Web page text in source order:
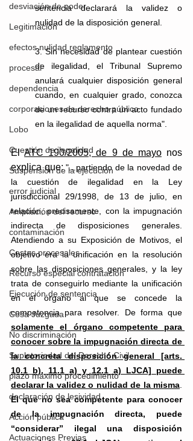
desviación de poder
Legitimación
efectos nulidad reglamento
procesal
dependencia
corporaciones de derecho público
Lobo
Cuestión de ilegalidad
Suspensión de la ejecución
error judicial
Ampliación del recurso
contaminación
Costas procesales
Recurso especial contratación
Ejecución de sentencia
Cosa Juzgada
No discriminación
Supletoriedad del Derecho Civil
plazo máximo procedimiento
declaración de lesividad
Acción pública
Actuaciones Previas
sentencia declarará la validez o
nulidad de la disposición general.
3. Sin necesidad de plantear cuestión
de ilegalidad, el Tribunal Supremo
anulará cualquier disposición general
cuando, en cualquier grado, conozca
de un recurso contra un acto fundado
en la ilegalidad de aquella norma".
El ATC 190/2005, de 9 de mayo nos
explica que: "...partiendo de la novedad de
la cuestión de ilegalidad en la Ley
jurisdiccional 29/1998, de 13 de julio, en
relación, precisamente, con la impugnación
indirecta de disposiciones generales.
Atendiendo a su Exposición de Motivos, el
objetivo era la unificación en la resolución
sobre las disposiciones generales, y la ley
trata de conseguirlo mediante la unificación
en el órgano al que se concede la
solamente el órgano competente para
conocer sobre la impugnación directa de
la concreta disposición general [arts.
10.1 b), 11.1 a) y 12.1 a) LJCA] puede
declarar la validez o nulidad de la misma
El que no sea competente para conocer
de la impugnación directa, puede
“considerar” ilegal una disposición